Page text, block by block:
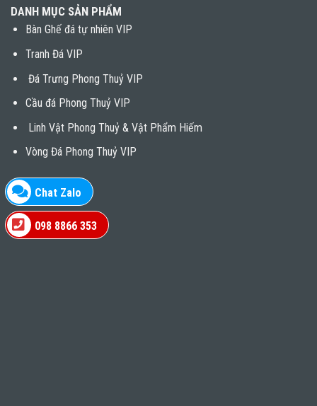
Chat Zalo
098 8866 353
DANH MỤC SẢN PHẨM
Bàn Ghế đá tự nhiên VIP
Tranh Đá VIP
Đá Trưng Phong Thuỷ VIP
Cầu đá Phong Thuỷ VIP
Linh Vật Phong Thuỷ & Vật Phẩm Hiếm
Vòng Đá Phong Thuỷ VIP